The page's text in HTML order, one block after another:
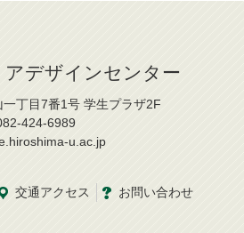
デザインセンター
丁目7番1号 学生プラザ2F
424-6989
u.ac.jp
交通アクセス お問い合わせ